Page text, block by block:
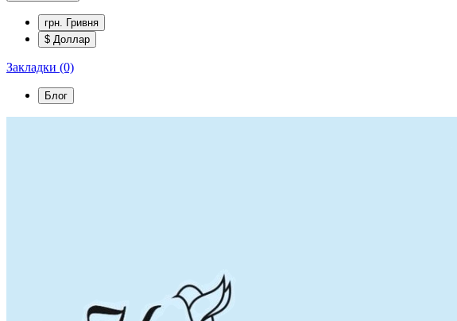
грн. Гривня
$ Доллар
Закладки (0)
Блог